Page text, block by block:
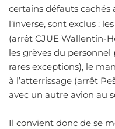
certains défauts
l’inverse, sont exclus : les
(arrêt CJUE Wallentin-
les grèves du
rares exceptions), le
à l’atterrissage (arrêt
avec un autre avion au
Il convient donc de se